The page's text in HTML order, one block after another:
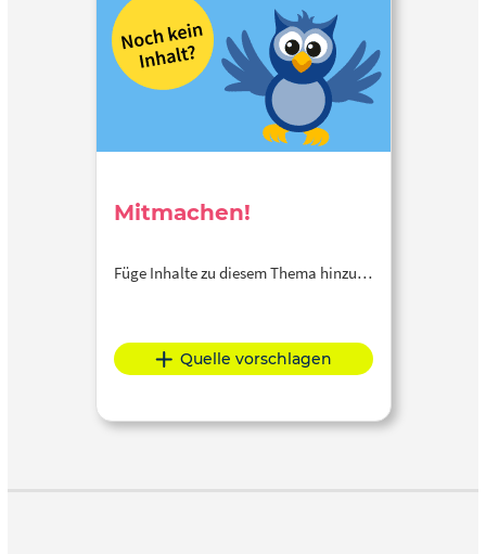
Mitmachen!
Füge Inhalte zu diesem Thema hinzu…
Quelle vorschlagen